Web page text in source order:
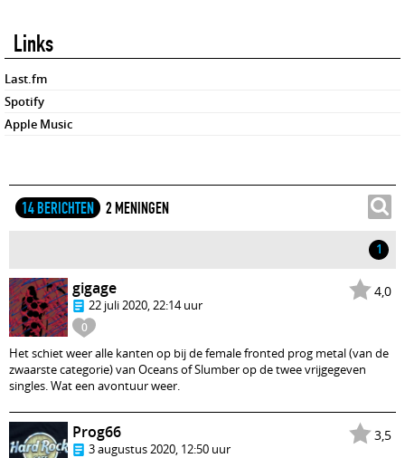
Links
Last.fm
Spotify
Apple Music
14 BERICHTEN 2 MENINGEN
1
4,0
0
gigage
22 juli 2020, 22:14 uur
Het schiet weer alle kanten op bij de female fronted prog metal (van de
zwaarste categorie) van Oceans of Slumber op de twee vrijgegeven
singles. Wat een avontuur weer.
3,5
Prog66
3 augustus 2020, 12:50 uur